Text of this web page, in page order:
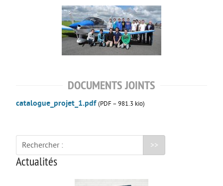
UNSS et EPS
Enseignements Optionnels en 2nde
Option facultative Théâtre
Brevet d’initiation à l’aéronautique
FORMATIONS SUP
BTS CIEL
DOCUMENTS JOINTS
catalogue_projet_1.pdf (PDF – 981.3 kio)
Rechercher :
Actualités